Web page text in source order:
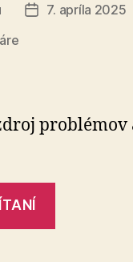
Dátum
7. apríla 2025
na
každomproblémov